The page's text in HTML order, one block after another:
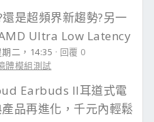
是超頻界新趨勢?另一
Ultra Low Latency
期二，14:35
回覆 0
體模組測試
Earbuds II耳道式電
品再進化，千元內輕鬆